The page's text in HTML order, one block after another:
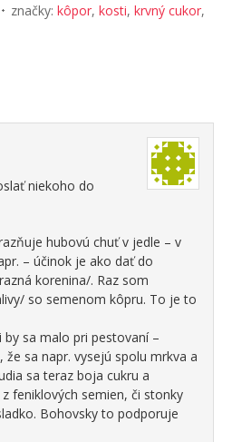
značky: kôpor, kosti, krvný cukor,
niekoho do
hubovú chuť v jedle – v
– účinok je ako dať do
korenina/. Raz som
so semenom kôpru. To je to
sa malo pri pestovaní –
sa napr. vysejú spolu mrkva a
sa teraz boja cukru a
feniklových semien, či stonky
Bohovsky to podporuje